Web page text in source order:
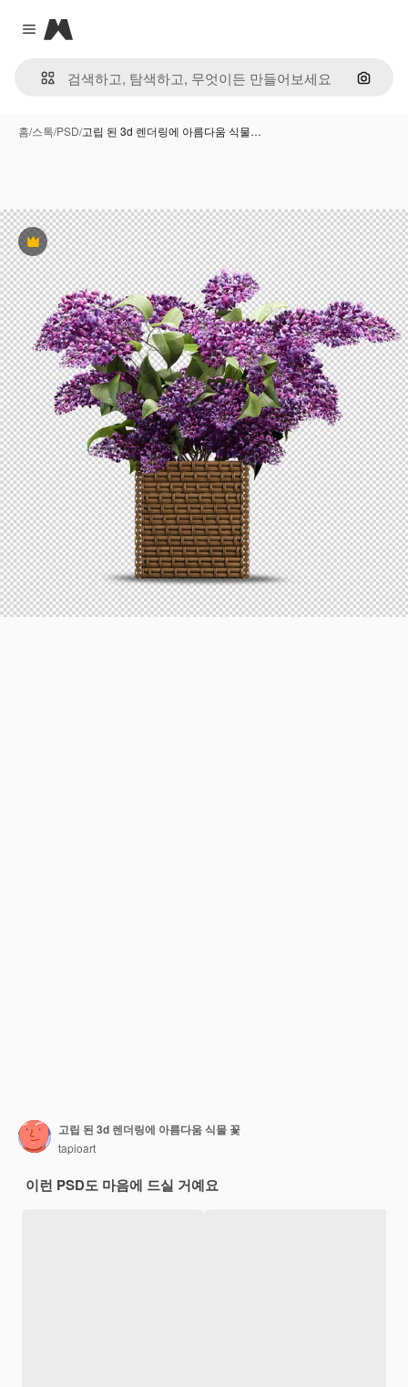
Close menu
Magnific
이미지
홈/스톡/PSD/고립 된 3d 렌더링에 아름다움 식물…
프리미엄
고립 된 3d 렌더링에 아름다움 식물 꽃
tapioart
이런 PSD도 마음에 드실 거예요